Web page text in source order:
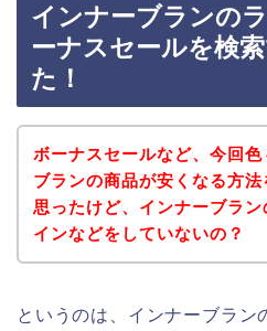
インナーブランの
ーナスセールを検
た！
ボーナスセールなど、今回
ブランの商品が安くなる方法
思ったけど、インナーブラン
インなどをしていないの？
というのは、インナーブラン